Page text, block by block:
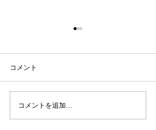
秋冬新商品入荷
コメント
コメントを追加…